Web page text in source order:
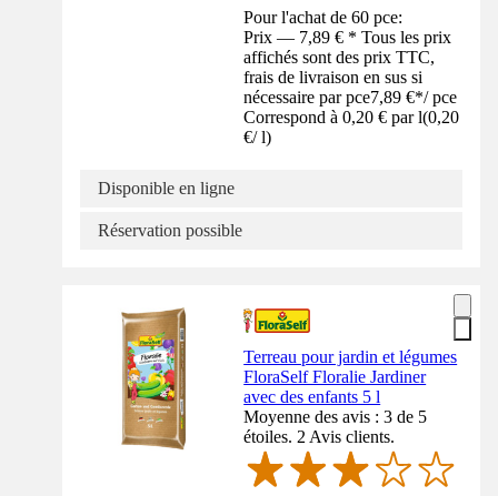
Pour l'achat de 60 pce:
Prix — 7,89 € * Tous les prix
affichés sont des prix TTC,
frais de livraison en sus si
nécessaire par pce7,89 €*/ pce
Correspond à 0,20 € par l(0,20
€/ l)
Disponible en ligne
Réservation possible
Terreau pour jardin et légumes
FloraSelf Floralie Jardiner
avec des enfants 5 l
Moyenne des avis : 3 de 5
étoiles. 2 Avis clients.